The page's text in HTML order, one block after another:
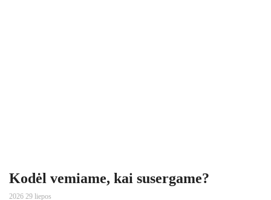
Kodėl vemiame, kai susergame?
2026 29 liepos